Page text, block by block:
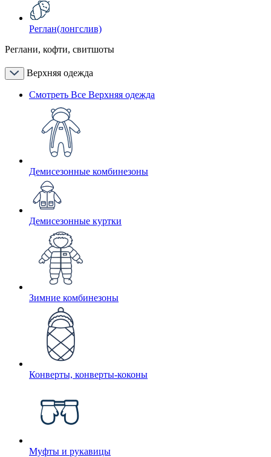
Реглан(лонгслив)
Реглани, кофти, свитшоты
Верхняя одежда
Смотреть Все Верхняя одежда
Демисезонные комбинезоны
Демисезонные куртки
Зимние комбинезоны
Конверты, конверты-коконы
Муфты и рукавицы